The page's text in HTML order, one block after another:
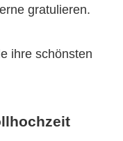
gratulieren.
ihre schönsten